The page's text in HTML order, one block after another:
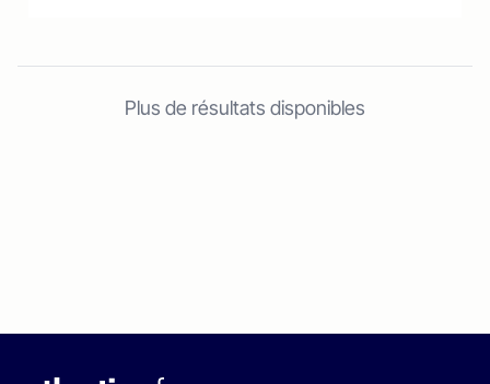
Plus de résultats disponibles